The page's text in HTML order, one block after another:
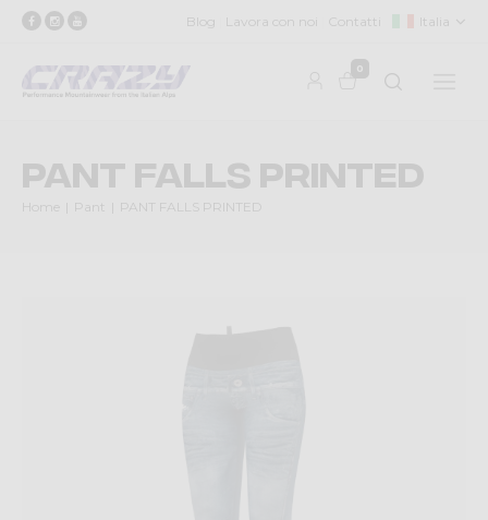
Blog Lavora con noi Contatti Italia
0
PANT FALLS PRINTED
Home Pant PANT FALLS PRINTED